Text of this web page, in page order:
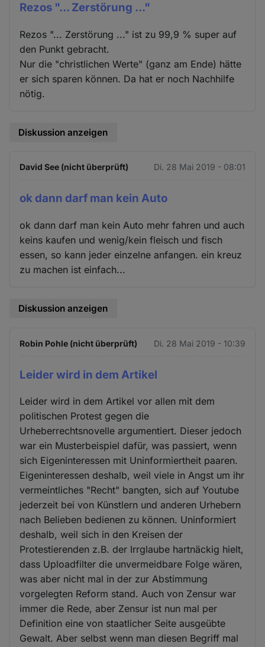
Rezos "... Zerstörung ..."
Rezos "... Zerstörung ..." ist zu 99,9 % super auf
den Punkt gebracht.
Nur die "christlichen Werte" (ganz am Ende) hätte
er sich sparen können. Da hat er noch Nachhilfe
nötig.
Diskussion anzeigen
David See (nicht überprüft) Di. 28 Mai 2019 - 08:01
ok dann darf man kein Auto
ok dann darf man kein Auto mehr fahren und auch
keins kaufen und wenig/kein fleisch und fisch
essen, so kann jeder einzelne anfangen. ein kreuz
zu machen ist einfach...
Diskussion anzeigen
Robin Pohle (nicht überprüft) Di. 28 Mai 2019 - 10:39
Leider wird in dem Artikel
Leider wird in dem Artikel vor allen mit dem
politischen Protest gegen die
Urheberrechtsnovelle argumentiert. Dieser jedoch
war ein Musterbeispiel dafür, was passiert, wenn
sich Eigeninteressen mit Uninformiertheit paaren.
Eigeninteressen deshalb, weil viele in Angst um ihr
vermeintliches "Recht" bangten, sich auf Youtube
jederzeit bei von Künstlern und anderen Urhebern
nach Belieben bedienen zu können. Uninformiert
deshalb, weil sich in den Kreisen der
Protestierenden z.B. der Irrglaube hartnäckig hielt,
dass Uploadfilter die unvermeidbare Folge wären,
was aber nicht mal in der zur Abstimmung
vorgelegten Reform stand. Auch von Zensur war
immer die Rede, aber Zensur ist nun mal per
Definition eine von staatlicher Seite ausgeübte
Gewalt. Aber selbst wenn man diesen Begriff mal